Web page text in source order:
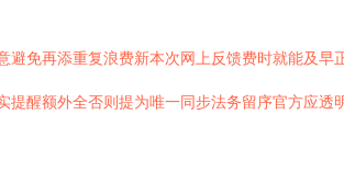
免再添重复浪费新本次网上反馈费时就能及早
醒额外全否则提为唯一同步法务留序官方应透